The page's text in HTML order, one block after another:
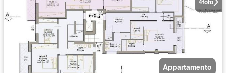
4foto
Appartamento